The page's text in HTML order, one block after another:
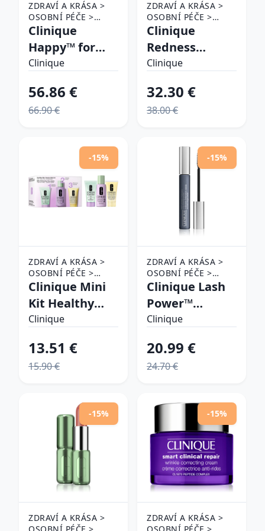
ZDRAVÍ A KRÁSA >
OSOBNÍ PÉČE >
KOSMETIKA >
PARFÉMY A
KOLÍNSKÉ VODY
Clinique
Happy™ for
Men toaletná
mužov 100 ml
Clinique
56.86 €
66.90 €
ZDRAVÍ A KRÁSA >
OSOBNÍ PÉČE >
KOSMETIKA > MAKE-
UP > MAKE-UP NA
OBLIČEJ A TVÁŘE >
PUDRY
Clinique
Redness
Solutions
Mineral
Pressed
Probiotic
Technology
kompaktný
púder pre
všetky typy
pleti 11.6 g
Clinique
32.30 €
38.00 €
-15%
ZDRAVÍ A KRÁSA >
OSOBNÍ PÉČE >
KOSMETIKA >
KOSMETICKÉ SADY
Clinique Mini
Kit Healthy
Skin Routine
darčeková
sada pre ženy
Clinique
13.51 €
15.90 €
-15%
ZDRAVÍ A KRÁSA >
OSOBNÍ PÉČE >
KOSMETIKA > MAKE-
UP > OČNÍ MAKE-UP
> ŘASENKY
Clinique Lash
Power™
Mascara Long-
Formula
riasenka pre
odtieň 01 Black
Onyx 6 ml
Clinique
20.99 €
24.70 €
-15%
ZDRAVÍ A KRÁSA >
-15%
ZDRAVÍ A KRÁSA >